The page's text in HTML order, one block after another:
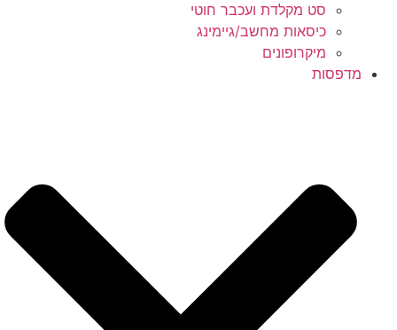
סט מקלדת ועכבר חוטי
כיסאות מחשב/גיימינג
מיקרופונים
מדפסות